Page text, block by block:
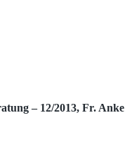
– 12/2013, Fr.